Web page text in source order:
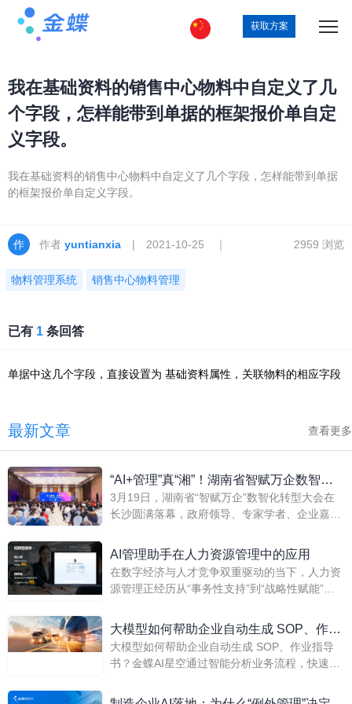
获取方案
我在基础资料的销售中心物料中自定义了几
个字段，怎样能带到单据的框架报价单自定
义字段。
我在基础资料的销售中心物料中自定义了几个字段，怎样能带到单据
的框架报价单自定义字段。
作者 yuntianxia | 2021-10-25 ｜
物料管理系统 销售中心物料管理
2959 浏览
已有 1 条回答
单据中这几个字段，直接设置为 基础资料属性，关联物料的相应字段
最新文章 查看更多
“AI+管理”真“湘”！湖南省智赋万企数智化
转型大会圆满举行
3月19日，湖南省“智赋万企”数智化转型大会在
长沙圆满落幕，政府领导、专家学者、企业嘉宾
代数智化转型新路径，共享企业转型最佳实践，
共建智能管理不凡未来！
AI管理助手在人力资源管理中的应用
在数字经济与人才竞争双重驱动的当下，人力资
源管理正经历从“事务性支持”到“战略性赋能”的
断，难以应对海量数据、快速招聘与个性化员工
需求的挑战。而AI管理助手的崛起，正通过“感
知-分析-决策-优化”的智能闭环，重构人力资源
管理的底层逻辑，成为推动企业人才战略升级的
大模型如何帮助企业自动生成 SOP、作业
指导书？
大模型如何帮助企业自动生成 SOP、作业指导
书？金蝶AI星空通过智能分析业务流程，快速生